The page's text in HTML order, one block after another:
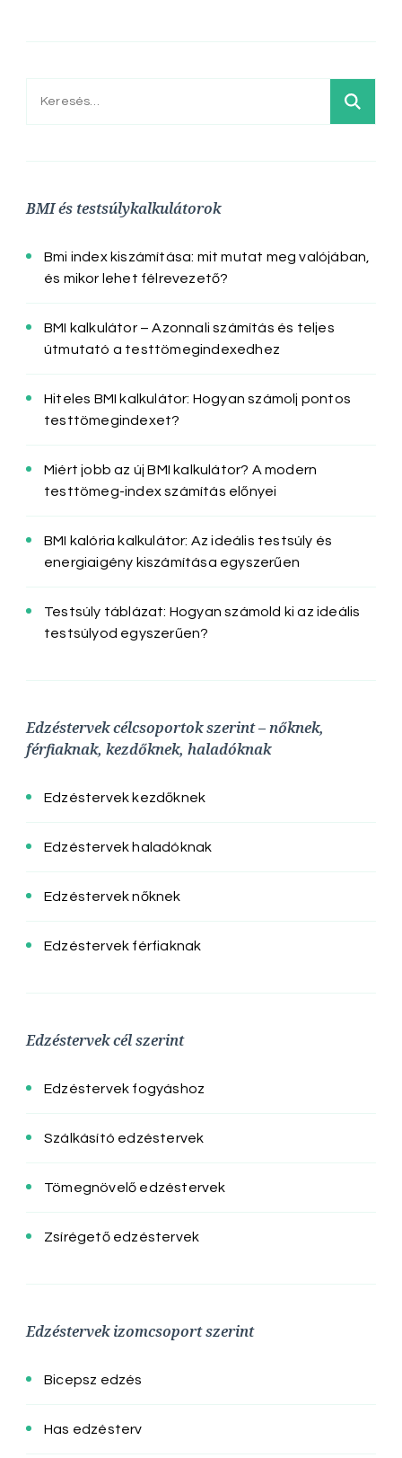
Keresés:
BMI és testsúlykalkulátorok
Bmi index kiszámítása: mit mutat meg valójában,
és mikor lehet félrevezető?
BMI kalkulátor – Azonnali számítás és teljes
útmutató a testtömegindexedhez
Hiteles BMI kalkulátor: Hogyan számolj pontos
testtömegindexet?
Miért jobb az új BMI kalkulátor? A modern
testtömeg-index számítás előnyei
BMI kalória kalkulátor: Az ideális testsúly és
energiaigény kiszámítása egyszerűen
Testsúly táblázat: Hogyan számold ki az ideális
testsúlyod egyszerűen?
Edzéstervek célcsoportok szerint – nőknek,
férfiaknak, kezdőknek, haladóknak
Edzéstervek kezdőknek
Edzéstervek haladóknak
Edzéstervek nőknek
Edzéstervek férfiaknak
Edzéstervek cél szerint
Edzéstervek fogyáshoz
Szálkásító edzéstervek
Tömegnövelő edzéstervek
Zsírégető edzéstervek
Edzéstervek izomcsoport szerint
Bicepsz edzés
Has edzésterv